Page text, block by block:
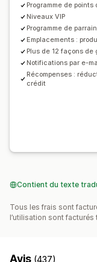
Cumul des
Programme de
Niveaux VIP
Programme de
Emplacements :
Plus de 12 façons de
Notifications par e-
Récompenses :
crédit
Contient du texte
Tous les frais sont
l’utilisation sont
Avis (437)